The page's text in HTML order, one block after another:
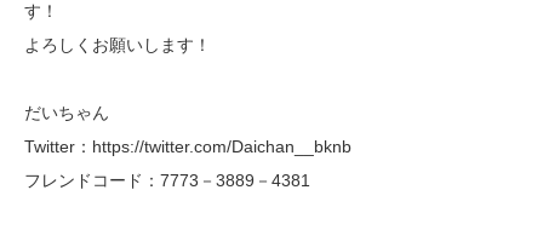
す！
よろしくお願いします！
だいちゃん
Twitter：https://twitter.com/Daichan__bknb
フレンドコード：7773－3889－4381